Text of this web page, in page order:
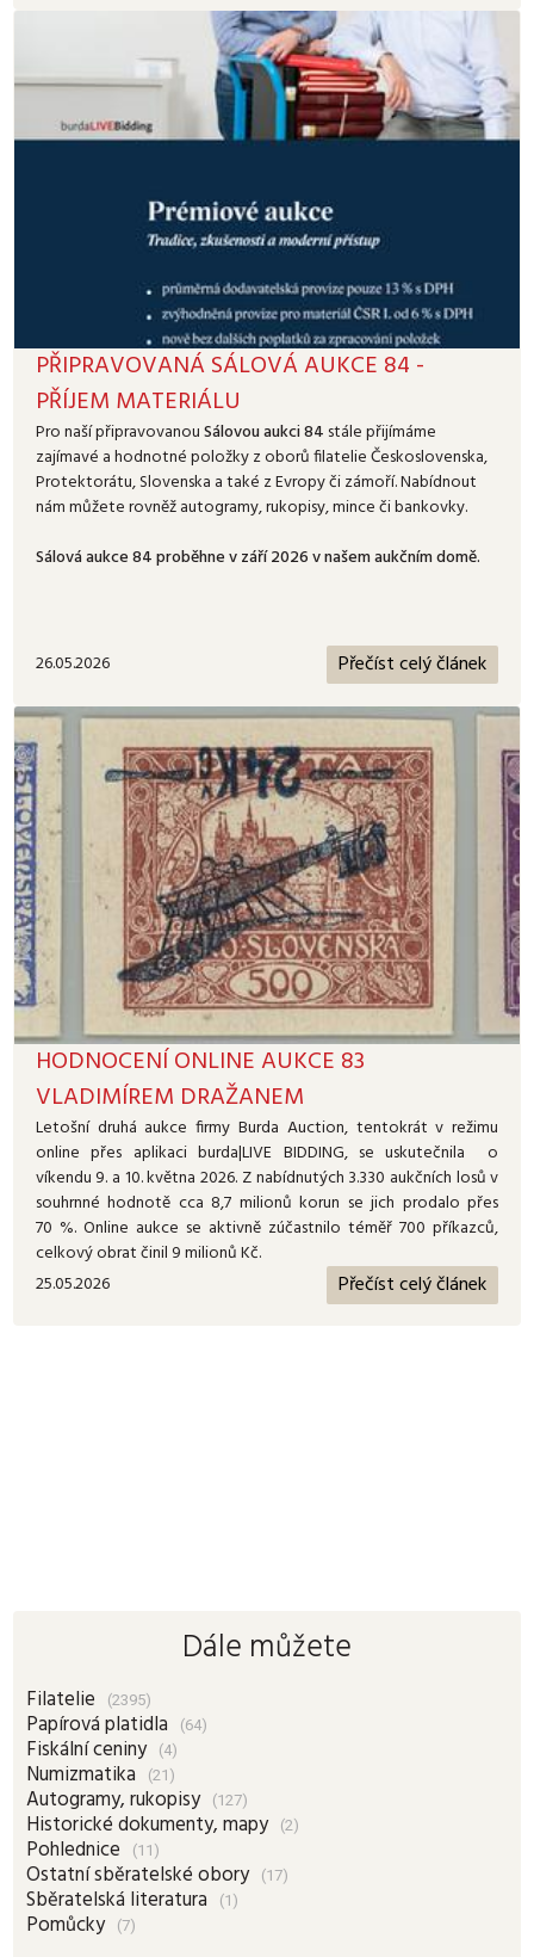
PŘIPRAVOVANÁ SÁLOVÁ AUKCE 84 -
PŘÍJEM MATERIÁLU
Pro naší připravovanouSálovou aukci 84 stále přijímáme
zajímavé a hodnotné položky z oborů filatelie Československa,
Protektorátu, Slovenska a také z Evropy či zámoří. Nabídnout
nám můžete rovněž autogramy, rukopisy, mince či bankovky.
Sálová aukce 84 proběhne v září 2026 v našem aukčním domě.
26.05.2026 Přečíst celý článek
HODNOCENÍ ONLINE AUKCE 83
VLADIMÍREM DRAŽANEM
Letošní druhá aukce firmy Burda Auction, tentokrát v režimu
online přes aplikaci burda|LIVE BIDDING, se uskutečnila o
víkendu 9. a 10. května 2026. Z nabídnutých 3.330 aukčních losů v
souhrnné hodnotě cca 8,7 milionů korun se jich prodalo přes
70 %. Online aukce se aktivně zúčastnilo téměř 700 příkazců,
celkový obrat činil 9 milionů Kč.
25.05.2026
Přečíst celý článek
Dále můžete
Filatelie (2395)
Papírová platidla (64)
Fiskální ceniny (4)
Numizmatika (21)
Autogramy, rukopisy (127)
Historické dokumenty, mapy (2)
Pohlednice (11)
Ostatní sběratelské obory (17)
Sběratelská literatura (1)
Pomůcky (7)